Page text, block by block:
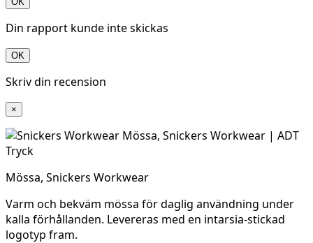
Din rapport kunde inte skickas
OK
Skriv din recension
×
Mössa, Snickers Workwear
Varm och bekväm mössa för daglig användning under
kalla förhållanden. Levereras med en intarsia-stickad
logotyp fram.